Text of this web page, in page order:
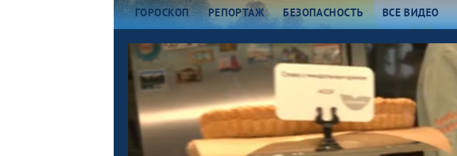
ГОРОСКОП РЕПОРТАЖ БЕЗОПАСНОСТЬ ВСЕ ВИДЕО
Про деньги
Между тем
Наши гости
Про культуру
Это кино
Разговоры о важном
Всем миром 7375
Про космос
Про любовь
Мода